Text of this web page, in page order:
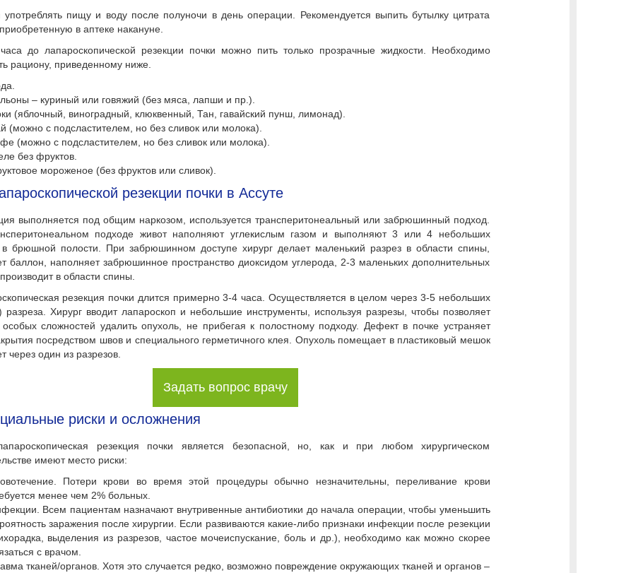
употреблять пищу и воду после полуночи в день операции. Рекомендуется выпить бутылку цитрата
в аптеке накануне.
до лапароскопической резекции почки можно пить только прозрачные жидкости. Необходимо
рациону, приведенному ниже.
– куриный или говяжий (без мяса, лапши и пр.).
(яблочный, виноградный, клюквенный, Тан, гавайский пунш, лимонад).
(можно с подсластителем, но без сливок или молока).
(можно с подсластителем, но без сливок или молока).
без фруктов.
мороженое (без фруктов или сливок).
резекции почки в Ассуте
выполняется под общим наркозом, используется трансперитонеальный или забрюшинный подход.
подходе живот наполняют углекислым газом и выполняют 3 или 4 небольших
в брюшной полости. При забрюшинном доступе хирург делает маленький разрез в области спины,
баллон, наполняет забрюшинное пространство диоксидом углерода, 2-3 маленьких дополнительных
в области спины.
резекция почки длится примерно 3-4 часа. Осуществляется в целом через 3-5 небольших
Хирург вводит лапароскоп и небольшие инструменты, используя разрезы, чтобы позволяет
сложностей удалить опухоль, не прибегая к полостному подходу. Дефект в почке устраняет
посредством швов и специального герметичного клея. Опухоль помещает в пластиковый мешок
через один из разрезов.
Задать вопрос врачу
риски и осложнения
резекция почки является безопасной, но, как и при любом хирургическом
имеют место риски:
Потери крови во время этой процедуры обычно незначительны, переливание крови
менее чем 2% больных.
Всем пациентам назначают внутривенные антибиотики до начала операции, чтобы уменьшить
заражения после хирургии. Если развиваются какие-либо признаки инфекции после резекции
выделения из разрезов, частое мочеиспускание, боль и др.), необходимо как можно скорее
с врачом.
тканей/органов. Хотя это случается редко, возможно повреждение окружающих тканей и органов –